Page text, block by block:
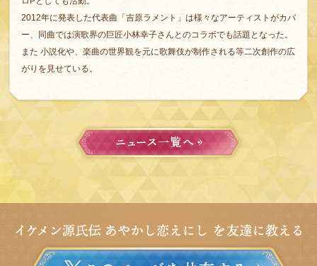
2012年に発表した代表曲「吉原ラメント」は様々なアーティストがカバ
ー、同曲では演歌界の巨匠小林幸子さんとのコラボでも話題となった。
また 小説化や、楽曲の世界観を元に歌舞伎が制作される等二次創作の広
がりを見せている。